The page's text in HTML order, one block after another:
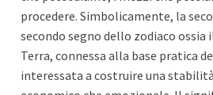
procedere. Simbolicamente, la
secondo segno dello zodiaco ossia
Terra, connessa alla base pratica
interessata a costruire una